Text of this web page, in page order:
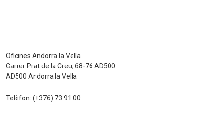
Oficines Andorra la Vella
Carrer Prat de la Creu, 68-76 AD500
AD500 Andorra la Vella
Telèfon: (+376) 73 91 00